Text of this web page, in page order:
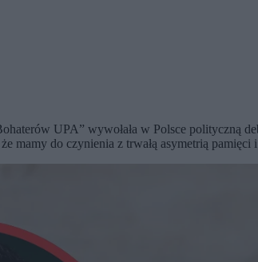
UPA” wywołała w Polsce polityczną
mamy do czynienia z trwałą asymetrią